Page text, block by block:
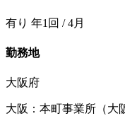
有り 年1回 / 4月
勤務地
大阪府
大阪：本町事業所（大